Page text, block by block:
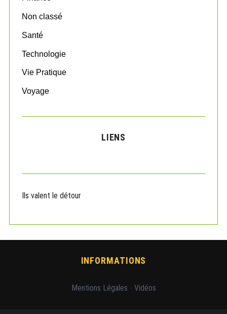
Non classé
Santé
Technologie
Vie Pratique
Voyage
LIENS
Ils valent le détour
INFORMATIONS
Mentions Légales Vidéos